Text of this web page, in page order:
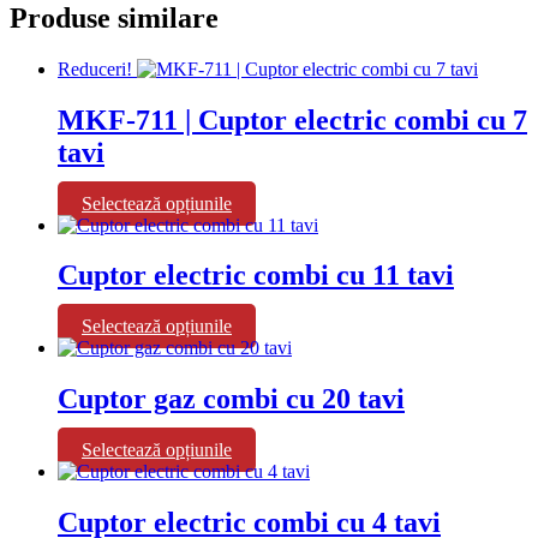
Produse similare
Reduceri!
MKF-711 | Cuptor electric combi cu 7
tavi
Selectează opțiunile
produs
mai
multe
variații.
pot
alese
în
produsului.
Cuptor electric combi cu 11 tavi
Selectează opțiunile
produs
mai
multe
variații.
pot
alese
Cuptor gaz combi cu 20 tavi
Selectează opțiunile
produs
Cuptor electric combi cu 4 tavi